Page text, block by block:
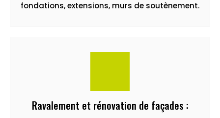
fondations, extensions, murs de soutènement.
Ravalement et rénovation de façades :